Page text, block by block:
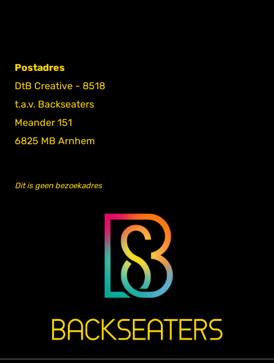
Postadres
DtB Creative - 8518
t.a.v. Backseaters
Meander 151
6825 MB Arnhem
Dit is geen bezoekadres